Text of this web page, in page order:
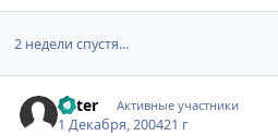
2 недели спустя...
Peter Активные участники
1 Декабря, 200421 г